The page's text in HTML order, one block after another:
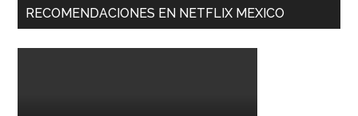
RECOMENDACIONES EN NETFLIX MEXICO